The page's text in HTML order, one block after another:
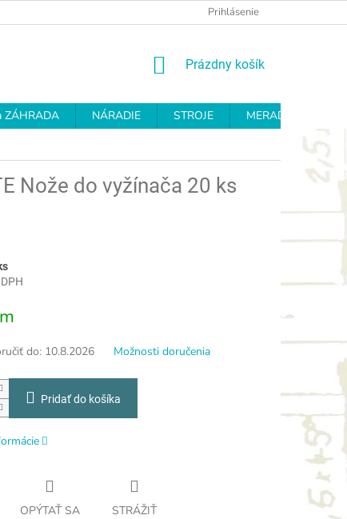
OSOBNÝCH ÚDAJOV REKLAMAČNÝ PROTOKOL
Prihlásenie
NÁKUPNÝ
Prázdny košík
ZÁHRADA NÁRADIE STROJE MERADLÁ
Nože do vyžínača 20 ks
do: 10.8.2026 Možnosti doručenia
Pridať do košíka
OPÝTAŤ SA STRÁŽIŤ